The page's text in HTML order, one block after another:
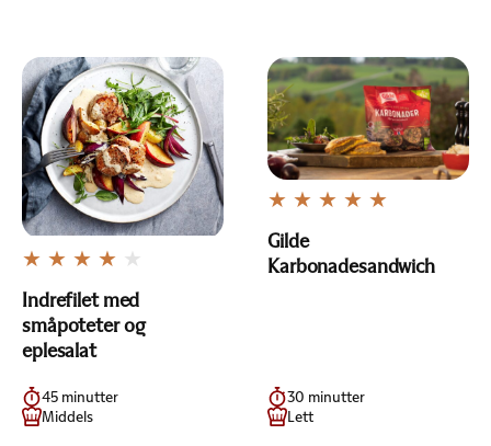
Indrefilet med
småpoteter og
eplesalat
45 minutter
Middels
Gilde
Karbonadesandwich
30 minutter
Lett